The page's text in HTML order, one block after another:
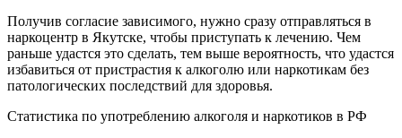
Получив согласие зависимого, нужно сразу отправляться в
наркоцентр в Якутске, чтобы приступать к лечению. Чем
раньше удастся это сделать, тем выше вероятность, что удастся
избавиться от пристрастия к алкоголю или наркотикам без
патологических последствий для здоровья.
Статистика по употреблению алкоголя и наркотиков в РФ